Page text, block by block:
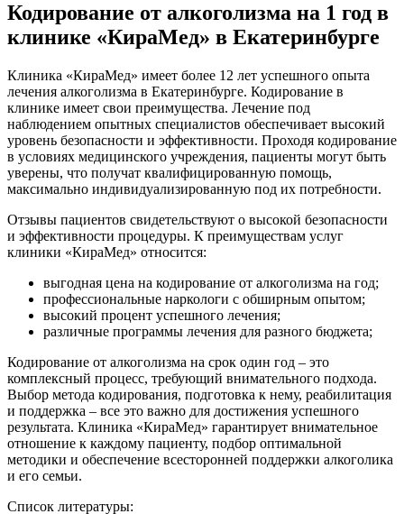
Кодирование от алкоголизма на 1 год в
клинике «КираМед» в Екатеринбурге
Клиника «КираМед» имеет более 12 лет успешного опыта
лечения алкоголизма в Екатеринбурге. Кодирование в
клинике имеет свои преимущества. Лечение под
наблюдением опытных специалистов обеспечивает высокий
уровень безопасности и эффективности. Проходя кодирование
в условиях медицинского учреждения, пациенты могут быть
уверены, что получат квалифицированную помощь,
максимально индивидуализированную под их потребности.
Отзывы пациентов свидетельствуют о высокой безопасности
и эффективности процедуры. К преимуществам услуг
клиники «КираМед» относится:
выгодная цена на кодирование от алкоголизма на год;
профессиональные наркологи с обширным опытом;
высокий процент успешного лечения;
различные программы лечения для разного бюджета;
Кодирование от алкоголизма на срок один год – это
комплексный процесс, требующий внимательного подхода.
Выбор метода кодирования, подготовка к нему, реабилитация
и поддержка – все это важно для достижения успешного
результата. Клиника «КираМед» гарантирует внимательное
отношение к каждому пациенту, подбор оптимальной
методики и обеспечение всесторонней поддержки алкоголика
и его семьи.
Список литературы: